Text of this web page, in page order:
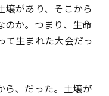
があり、そこから
のか。つまり、生命
て生まれた大会だっ
、だった。土壌が